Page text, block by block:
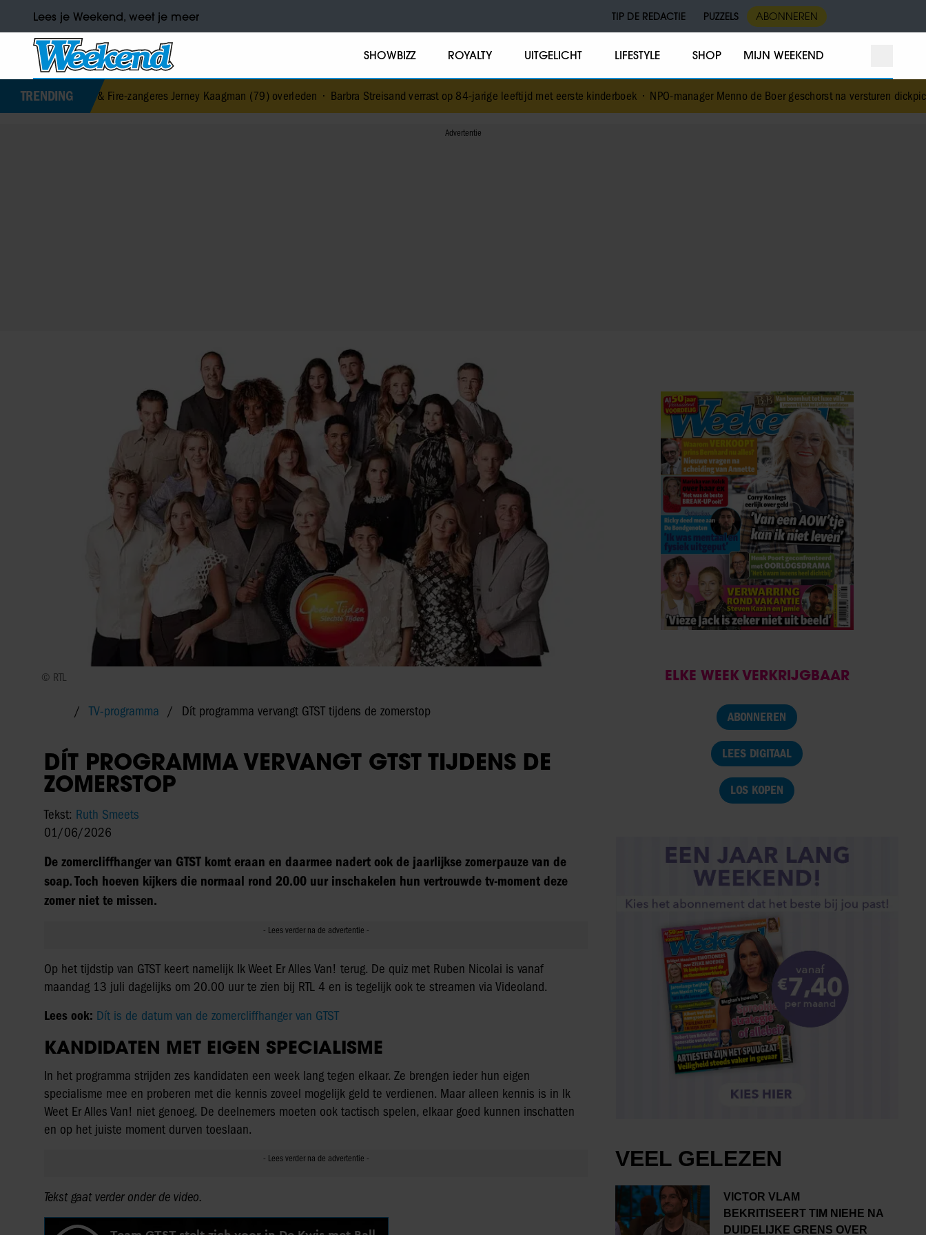
Lees je Weekend, weet je meer TIP DE REDACTIE PUZZELS ABONNEREN
SHOWBIZZ ROYALTY UITGELICHT LIFESTYLE SHOP MIJN WEEKEND
TRENDING
& Fire-zangeres Jerney Kaagman (79) overleden•Barbra Streisand verrast op 84-jarige leeftijd met eerste kinderboek•NPO-manager Menno de Boer geschorst na versturen dickpic in groepsapp met
© RTL
TV-programma Dít programma vervangt GTST tijdens de zomerstop
DÍT PROGRAMMA VERVANGT GTST TIJDENS DE
ZOMERSTOP
Tekst: Ruth Smeets
01/06/2026
De zomercliffhanger van GTST komt eraan en daarmee nadert ook de jaarlijkse zomerpauze van de
soap. Toch hoeven kijkers die normaal rond 20.00 uur inschakelen hun vertrouwde tv-moment deze
zomer niet te missen.
Op het tijdstip van GTST keert namelijk Ik Weet Er Alles Van! terug. De quiz met Ruben Nicolai is vanaf
maandag 13 juli dagelijks om 20.00 uur te zien bij RTL 4 en is tegelijk ook te streamen via Videoland.
Lees ook: Dít is de datum van de zomercliffhanger van GTST
KANDIDATEN MET EIGEN SPECIALISME
In het programma strijden zes kandidaten een week lang tegen elkaar. Ze brengen ieder hun eigen
specialisme mee en proberen met die kennis zoveel mogelijk geld te verdienen. Maar alleen kennis is in Ik
Weet Er Alles Van! niet genoeg. De deelnemers moeten ook tactisch spelen, elkaar goed kunnen inschatten
en op het juiste moment durven toeslaan.
Tekst gaat verder onder de video.
ELKE WEEK VERKRIJGBAAR
ABONNEREN
LEES DIGITAAL
LOS KOPEN